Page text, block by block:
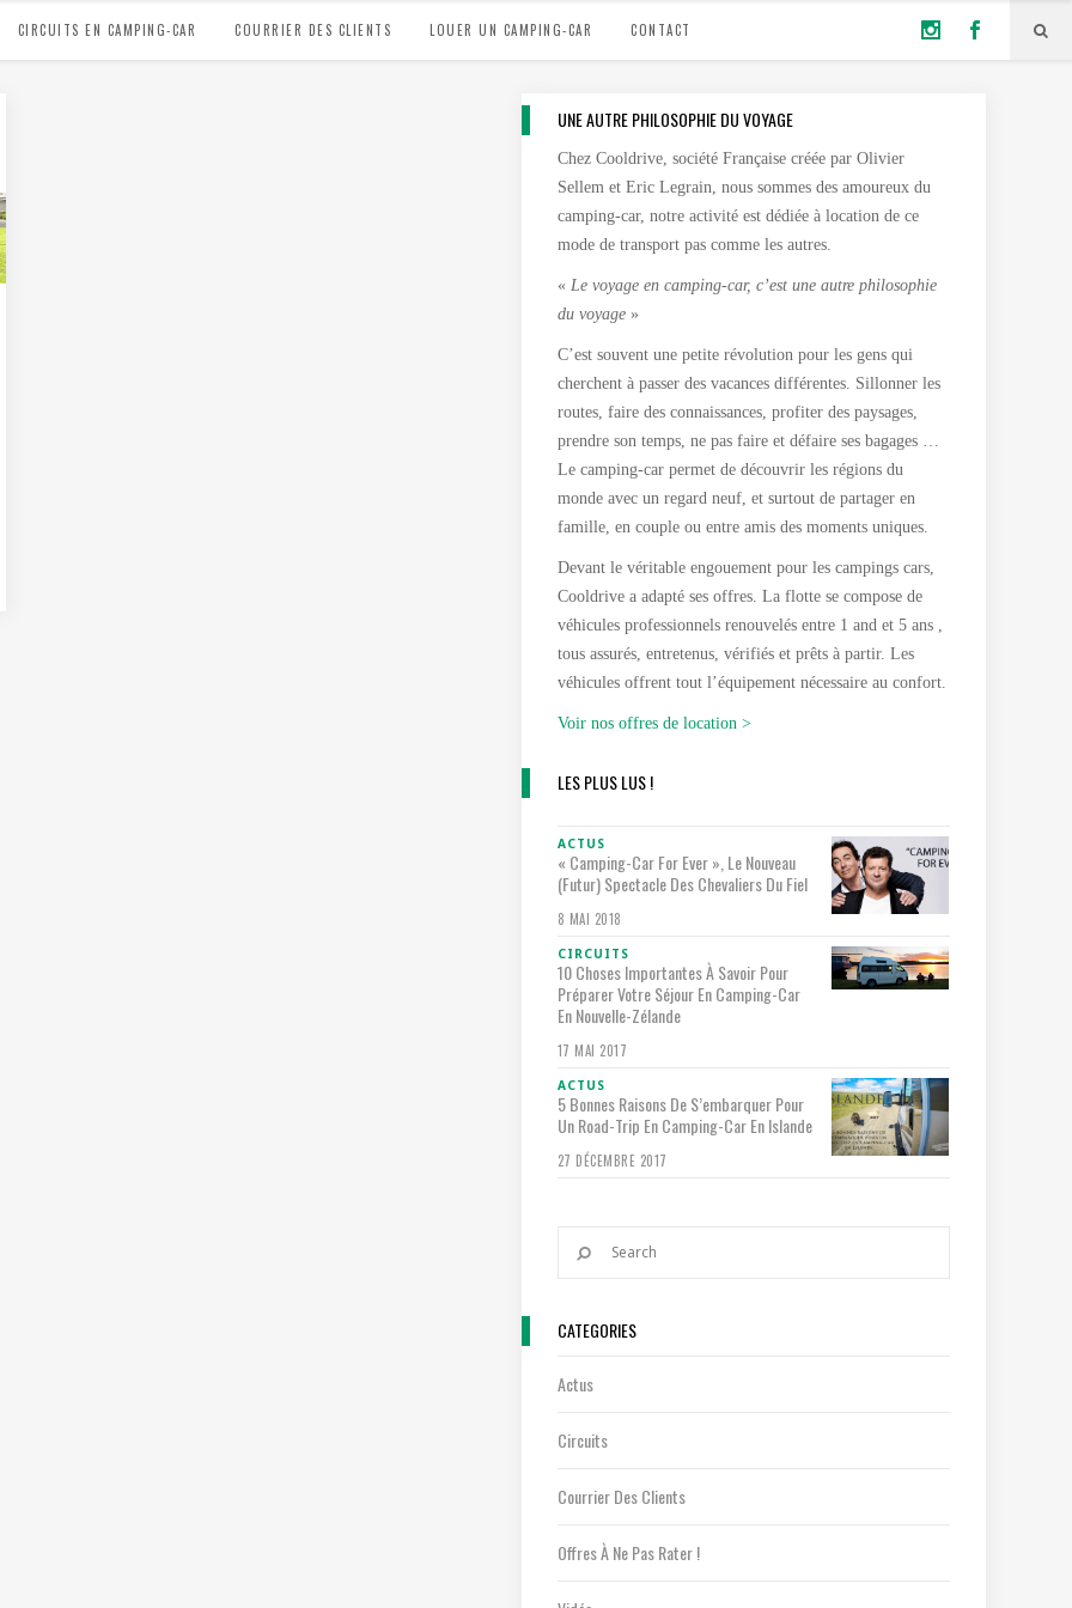
CIRCUITS EN CAMPING-CAR COURRIER DES CLIENTS LOUER UN CAMPING-CAR CONTACT
UNE AUTRE PHILOSOPHIE DU VOYAGE
Chez Cooldrive, société Française créée par Olivier
Sellem et Eric Legrain, nous sommes des amoureux du
camping-car, notre activité est dédiée à location de ce
mode de transport pas comme les autres.
« Le voyage en camping-car, c’est une autre philosophie
du voyage»
C’est souvent une petite révolution pour les gens qui
cherchent à passer des vacances différentes. Sillonner les
routes, faire des connaissances, profiter des paysages,
prendre son temps, ne pas faire et défaire ses bagages …
Le camping-car permet de découvrir les régions du
monde avec un regard neuf, et surtout de partager en
famille, en couple ou entre amis des moments uniques.
Devant le véritable engouement pour les campings cars,
Cooldrive a adapté ses offres. La flotte se compose de
véhicules professionnels renouvelés entre 1 and et 5 ans ,
tous assurés, entretenus, vérifiés et prêts à partir. Les
véhicules offrent tout l’équipement nécessaire au confort.
Voir nos offres de location >
LES PLUS LUS !
ACTUS
« Camping-Car For Ever », Le Nouveau
(futur) Spectacle Des Chevaliers Du Fiel
8 MAI 2018
CIRCUITS
10 Choses Importantes À Savoir Pour
Préparer Votre Séjour En Camping-Car
En Nouvelle-Zélande
17 MAI 2017
ACTUS
5 Bonnes Raisons De S’embarquer Pour
Un Road-Trip En Camping-Car En Islande
27 DÉCEMBRE 2017
CATEGORIES
Actus
Circuits
Courrier Des Clients
Offres À Ne Pas Rater !